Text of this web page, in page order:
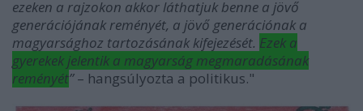
ezeken a rajzokon akkor láthatjuk benne a jövő
generációjának reményét, a jövő generációnak a
magyarsághoz tartozásának kifejezését. Ezek a
gyerekek jelentik a magyarság megmaradásának
reményét”– hangsúlyozta a politikus."